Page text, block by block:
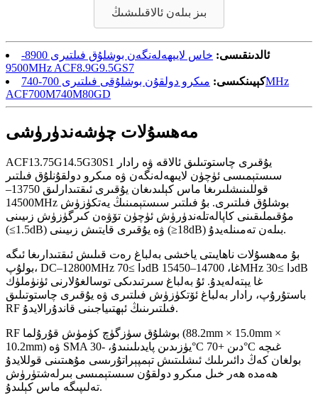
بىز بىلەن ئالاقىلىشىڭ
ئالدىنقىسى:
خاس لايىھەلەنگەن بوشلۇق فىلتىرى 8900-
9500MHz ACF8.9G9.5GS7
كېيىنكىسى:
مىكرو دولقۇن بوشلۇقى فىلتىرى 700-740MHz
ACF700M740M80GD
مەھسۇلات چۈشەندۈرۈشى
ACF13.75G14.5G30S1 يۇقىرى چاستوتىلىق ئالاقە ۋە رادار
سىستېمىسى ئۈچۈن لايىھەلەنگەن ۋە مىكرو دولقۇنلۇق فىلتىر
قوللىنىشلىرىغا ماس كېلىدىغان يۇقىرى ئىقتىدارلىق 13750–
14500MHz بوشلۇق فىلتىرى. بۇ فىلتىر سىستېمىنىڭ يەتكۈزۈش
مۇقىملىقىنى كاپالەتلەندۈرۈش ئۈچۈن تۆۋەن كىرگۈزۈش زىيىنى
(≤1.5dB) ۋە يۇقىرى قايتىش زىيىنى (≥18dB) بىلەن تەمىنلەيدۇ.
بۇ مەھسۇلات ناھايىتى ياخشى بەلباغ رەت قىلىش ئىقتىدارىغا ئىگە
بولۇپ، DC–12800MHz دا ≥70dB غا، 14700–15450MHz دا ≥30dB
غا يېتەلەيدۇ. ئۇ بەلباغ سىرتىدىكى توسالغۇلارنى ئۈنۈملۈك
باستۇرۇپ، رادار بەلباغ ئۆتكۈزۈش فىلتىرى ۋە يۇقىرى چاستوتىلىق
RF فىلتىرىنىڭ ئېھتىياجىنى قاندۇرالايدۇ.
RF بوشلۇق سۈزگۈچ كۈمۈش قۇرۇلما (88.2mm × 15.0mm ×
10.2mm) ۋە SMA يۈزىدىن پايدىلىنىدۇ، -30°C دىن +70°C غىچە
بولغان كەڭ دائىرىلىك ئىشلىتىش تېمپېراتۇرىسى مۇھىتىنى قوللايدۇ
ھەمدە ھەر خىل مىكرو دولقۇن سىستېمىسى بىرلەشتۈرۈش
تەلىپىگە ماس كېلىدۇ.